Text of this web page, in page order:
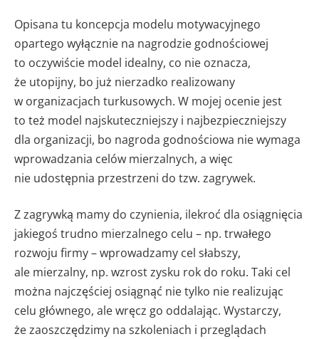
Opisana tu koncepcja modelu motywacyjnego
opartego wyłącznie na nagrodzie godnościowej
to oczywiście model idealny, co nie oznacza,
że utopijny, bo już nierzadko realizowany
w organizacjach turkusowych. W mojej ocenie jest
to też model najskuteczniejszy i najbezpieczniejszy
dla organizacji, bo nagroda godnościowa nie wymaga
wprowadzania celów mierzalnych, a więc
nie udostępnia przestrzeni do tzw. zagrywek.
Z zagrywką mamy do czynienia, ilekroć dla osiągnięcia
jakiegoś trudno mierzalnego celu – np. trwałego
rozwoju firmy – wprowadzamy cel słabszy,
ale mierzalny, np. wzrost zysku rok do roku. Taki cel
można najczęściej osiągnąć nie tylko nie realizując
celu głównego, ale wręcz go oddalając. Wystarczy,
że zaoszczędzimy na szkoleniach i przeglądach